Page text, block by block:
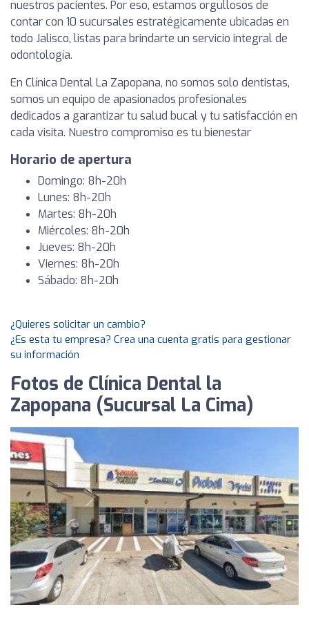
nuestros pacientes. Por eso, estamos orgullosos de
contar con 10 sucursales estratégicamente ubicadas en
todo Jalisco, listas para brindarte un servicio integral de
odontología.
En Clínica Dental La Zapopana, no somos solo dentistas,
somos un equipo de apasionados profesionales
dedicados a garantizar tu salud bucal y tu satisfacción en
cada visita. Nuestro compromiso es tu bienestar
Horario de apertura
Domingo: 8h-20h
Lunes: 8h-20h
Martes: 8h-20h
Miércoles: 8h-20h
Jueves: 8h-20h
Viernes: 8h-20h
Sábado: 8h-20h
¿Quieres solicitar un cambio?
¿Es esta tu empresa? Crea una cuenta gratis para gestionar
su información
Fotos de Clínica Dental la
Zapopana (Sucursal La Cima)